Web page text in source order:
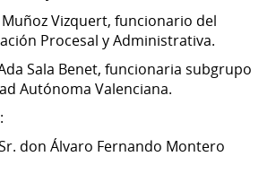
Vizquert, funcionario del
Procesal y Administrativa.
Sala Benet, funcionaria subgrupo
Autónoma Valenciana.
don Álvaro Fernando Montero